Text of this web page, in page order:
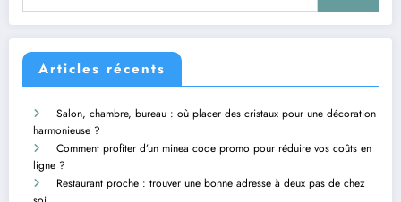
Articles récents
Salon, chambre, bureau : où placer des cristaux pour une décoration
harmonieuse ?
Comment profiter d’un minea code promo pour réduire vos coûts en
ligne ?
Restaurant proche : trouver une bonne adresse à deux pas de chez